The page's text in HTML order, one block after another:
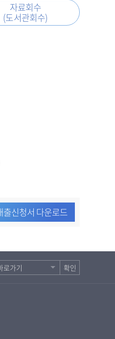
자료회수
(도서관회수)
출신청서 다운로드
확인